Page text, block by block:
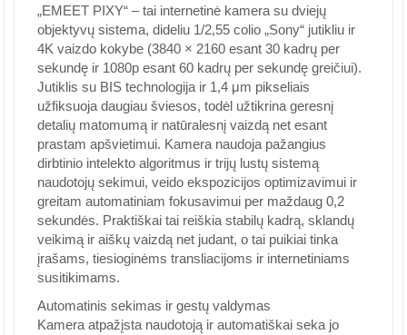
„EMEET PIXY“ – tai internetinė kamera su dviejų
objektyvų sistema, dideliu 1/2,55 colio „Sony“ jutikliu ir
4K vaizdo kokybe (3840 × 2160 esant 30 kadrų per
sekundę ir 1080p esant 60 kadrų per sekundę greičiui).
Jutiklis su BIS technologija ir 1,4 μm pikseliais
užfiksuoja daugiau šviesos, todėl užtikrina geresnį
detalių matomumą ir natūralesnį vaizdą net esant
prastam apšvietimui. Kamera naudoja pažangius
dirbtinio intelekto algoritmus ir trijų lustų sistemą
naudotojų sekimui, veido ekspozicijos optimizavimui ir
greitam automatiniam fokusavimui per maždaug 0,2
sekundės. Praktiškai tai reiškia stabilų kadrą, sklandų
veikimą ir aiškų vaizdą net judant, o tai puikiai tinka
įrašams, tiesioginėms transliacijoms ir internetiniams
susitikimams.
Automatinis sekimas ir gestų valdymas
Kamera atpažįsta naudotoją ir automatiškai seka jo